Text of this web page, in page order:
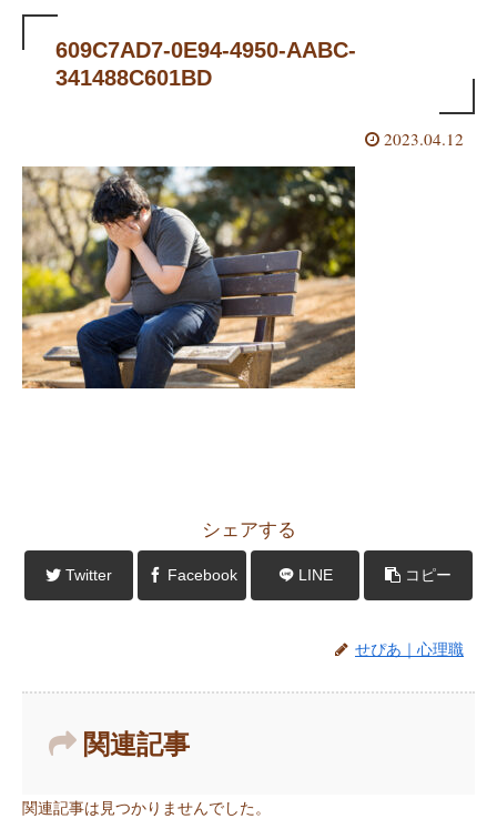
609C7AD7-0E94-4950-AABC-
341488C601BD
2023.04.12
シェアする
Twitter Facebook LINE コピー
せぴあ｜心理職
関連記事
関連記事は見つかりませんでした。